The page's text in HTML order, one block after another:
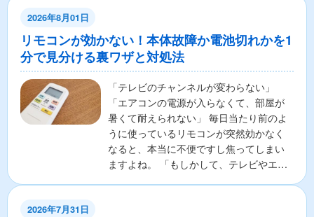
2026年8月01日
リモコンが効かない！本体故障か電池切れかを1
分で見分ける裏ワザと対処法
「テレビのチャンネルが変わらない」
「エアコンの電源が入らなくて、部屋が
暑くて耐えられない」 毎日当たり前のよ
うに使っているリモコンが突然効かなく
なると、本当に不便ですし焦ってしまい
ますよね。 「もしかして、テレビやエア
2026年7月31日